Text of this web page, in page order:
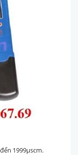
1999μscm.